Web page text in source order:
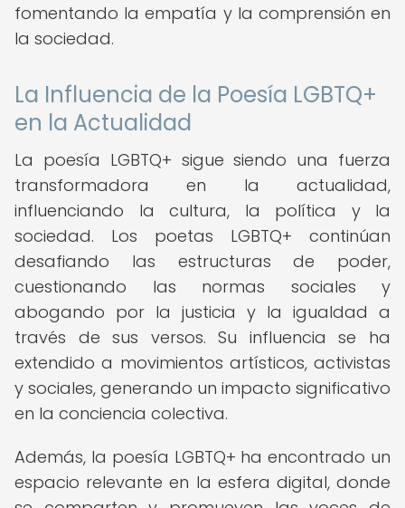
fomentando la empatía y la comprensión en
la sociedad.
La Influencia de la Poesía LGBTQ+
en la Actualidad
La poesía LGBTQ+ sigue siendo una fuerza
transformadora en la actualidad,
influenciando la cultura, la política y la
sociedad. Los poetas LGBTQ+ continúan
desafiando las estructuras de poder,
cuestionando las normas sociales y
abogando por la justicia y la igualdad a
través de sus versos. Su influencia se ha
extendido a movimientos artísticos, activistas
y sociales, generando un impacto significativo
en la conciencia colectiva.
Además, la poesía LGBTQ+ ha encontrado un
espacio relevante en la esfera digital, donde